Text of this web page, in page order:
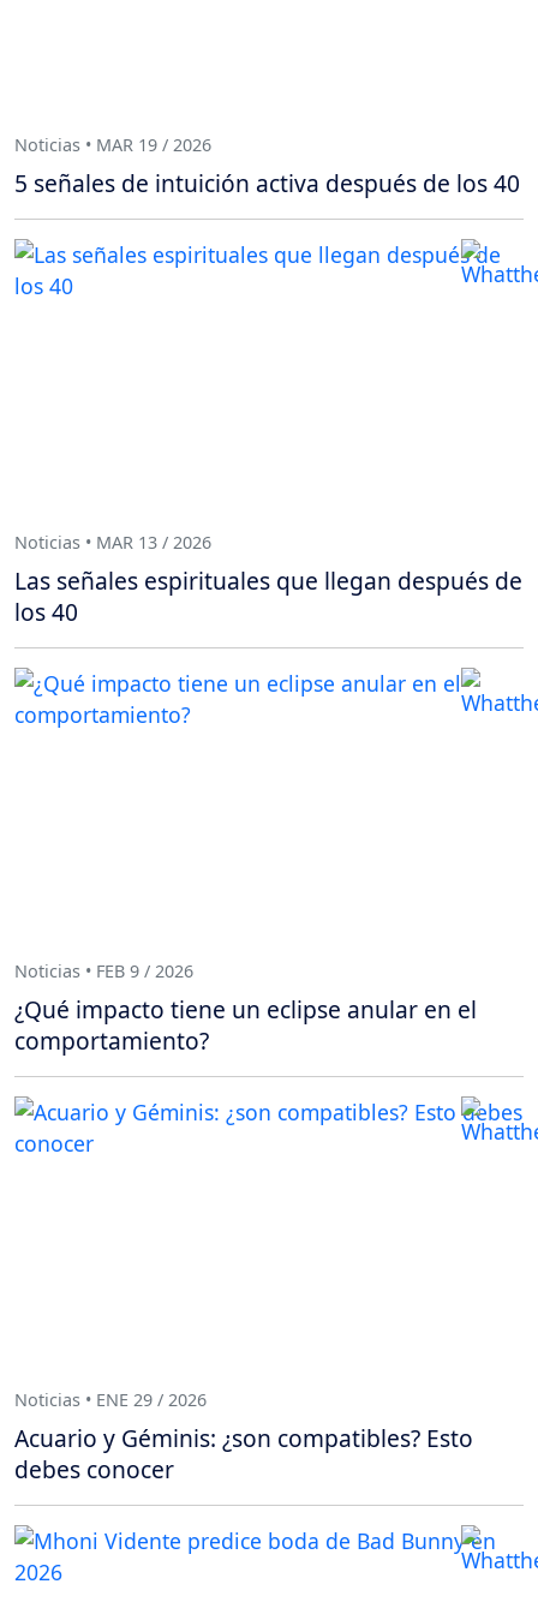
Noticias • MAR 19 / 2026
5 señales de intuición activa después de los 40
Noticias • MAR 13 / 2026
Las señales espirituales que llegan después de
los 40
Noticias • FEB 9 / 2026
¿Qué impacto tiene un eclipse anular en el
comportamiento?
Noticias • ENE 29 / 2026
Acuario y Géminis: ¿son compatibles? Esto
debes conocer